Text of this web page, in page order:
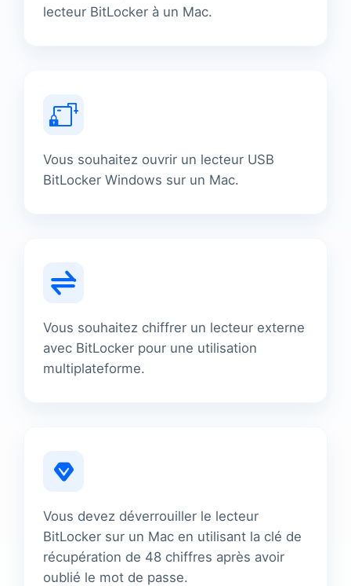
lecteur BitLocker à un Mac.
Vous souhaitez ouvrir un lecteur USB
BitLocker Windows sur un Mac.
Vous souhaitez chiffrer un lecteur externe
avec BitLocker pour une utilisation
multiplateforme.
Vous devez déverrouiller le lecteur
BitLocker sur un Mac en utilisant la clé de
récupération de 48 chiffres après avoir
oublié le mot de passe.